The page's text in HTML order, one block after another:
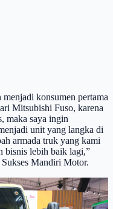
konsumen pertama
Mitsubishi Fuso, karena
maka saya ingin
unit yang langka di
armada truk yang kami
bisnis lebih baik lagi,”
Mandiri Motor.